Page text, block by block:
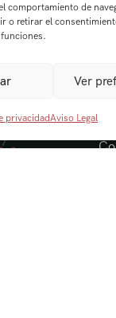
comportamiento de
o retirar el
Ver
privacidadAviso Legal